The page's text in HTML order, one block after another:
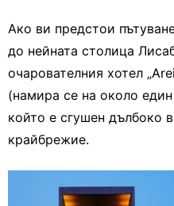
Ако ви предстои
до нейната столица
очарователния хотел
(намира се на около
който е сгушен дълбоко
крайбрежие.